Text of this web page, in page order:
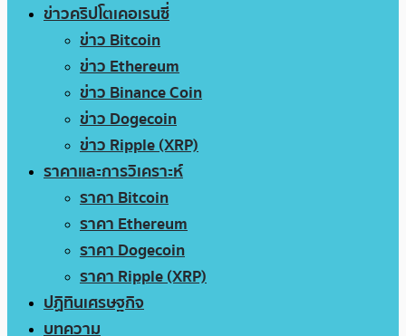
ข่าวคริปโตเคอเรนซี่
ข่าว Bitcoin
ข่าว Ethereum
ข่าว Binance Coin
ข่าว Dogecoin
ข่าว Ripple (XRP)
ราคาและการวิเคราะห์
ราคา Bitcoin
ราคา Ethereum
ราคา Dogecoin
ราคา Ripple (XRP)
ปฏิทินเศรษฐกิจ
บทความ